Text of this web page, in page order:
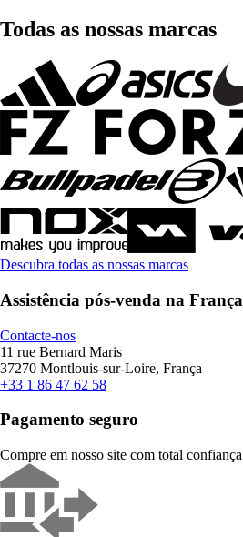
Todas as nossas marcas
Descubra todas as nossas marcas
Assistência pós-venda na França
Contacte-nos
11 rue Bernard Maris
37270 Montlouis-sur-Loire, França
+33 1 86 47 62 58
Pagamento seguro
Compre em nosso site com total confiança